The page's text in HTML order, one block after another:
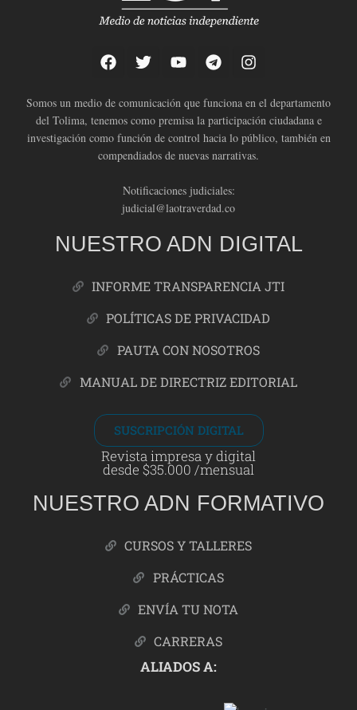
Somos un medio de comunicación que funciona en el departamento
del Tolima, tenemos como premisa la participación ciudadana e
investigación como función de control hacia lo público, también en
compendiados de nuevas narrativas.
Notificaciones judiciales:
judicial@laotraverdad.co
NUESTRO ADN DIGITAL
INFORME TRANSPARENCIA JTI
POLÍTICAS DE PRIVACIDAD
PAUTA CON NOSOTROS
MANUAL DE DIRECTRIZ EDITORIAL
SUSCRIPCIÓN DIGITAL
Revista impresa y digital
desde $35.000 /mensual
NUESTRO ADN FORMATIVO
CURSOS Y TALLERES
PRÁCTICAS
ENVÍA TU NOTA
CARRERAS
ALIADOS A: